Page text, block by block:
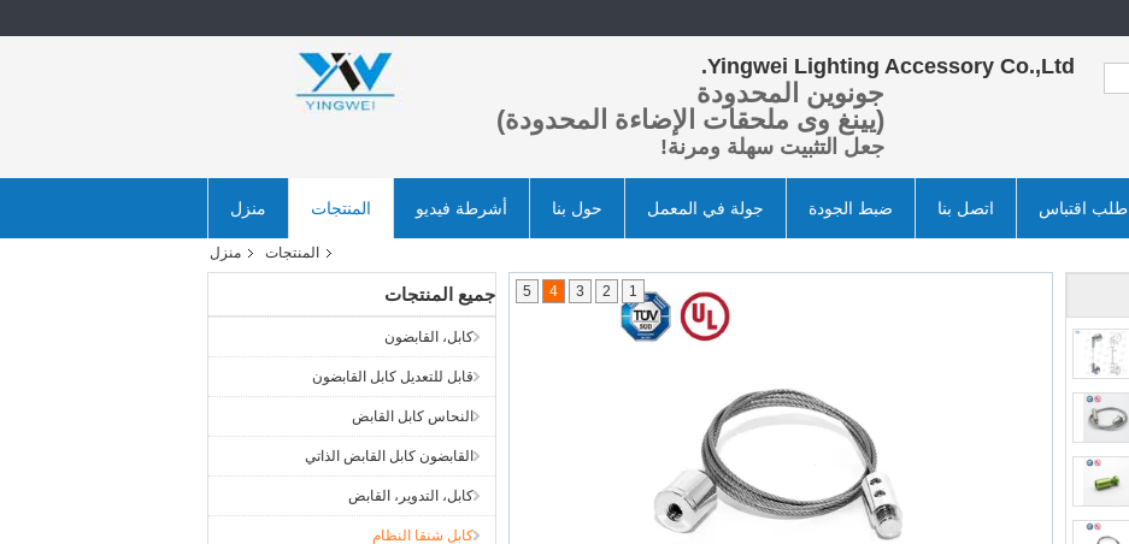
Yingwei Lighting Accessory Co.,Ltd.
جونوين المحدودة
(يينغ وى ملحقات الإضاءة المحدودة)
جعل التثبيت سهلة ومرنة!
منزل المنتجات أشرطة فيديو حول بنا جولة في المعمل ضبط الجودة اتصل بنا طلب اقتباس
منزل المنتجات
جميع المنتجات
كابل، القابضون
قابل للتعديل كابل القابضون
النحاس كابل القابض
القابضون كابل القابض الذاتي
كابل، التدوير، القابض
كابل شنقا النظام
1
2
3
4
5